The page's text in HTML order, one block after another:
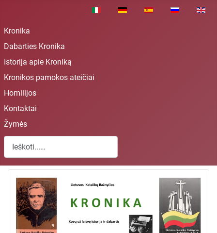
Pasirinkite savo kalbą
Kronika
Dabarties Kronika
Istorija apie Kroniką
Kronikos pamokos ateičiai
Homilijos
Kontaktai
Žymės
Paieška